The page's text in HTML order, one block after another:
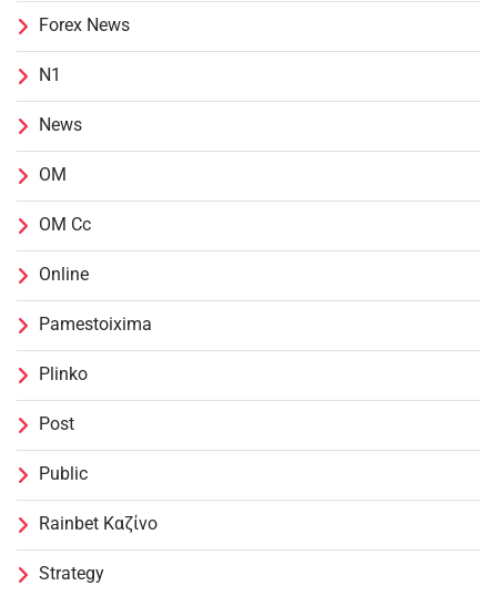
Forex News
N1
News
OM
OM Cc
Online
Pamestoixima
Plinko
Post
Public
Rainbet Καζίνο
Strategy